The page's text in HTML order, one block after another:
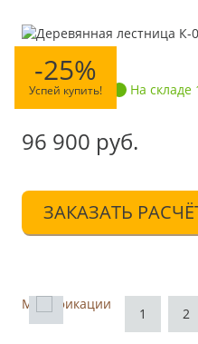
-25%
Успей купить!
129 200 На складе
96 900 руб.
ЗАКАЗАТЬ
Модификации
1 2